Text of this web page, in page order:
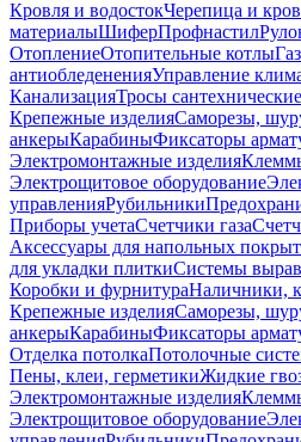
Кровля и водостокЧерепица и
материалыШиферПрофнастил
ОтоплениеОтопительные котлы
антиобледененияУправление
КанализацияТросы
Крепежные изделияСаморезы,
анкерыКарабиныФиксаторы
Электромонтажные изделия
Электрощитовое оборудование
управленияРубильники
Приборы учетаСчетчики газа
Аксессуары для напольных
для укладки плиткиСистемы
Коробки и фурнитураНаличники,
Крепежные изделияСаморезы,
анкерыКарабиныФиксаторы
Отделка потолкаПотолочные
Пены, клеи, герметикиЖидкие
Электромонтажные изделия
Электрощитовое оборудование